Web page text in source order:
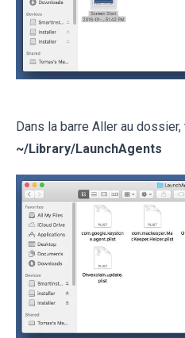
Dans la barre Aller au dossier,
~/Library/LaunchAgents